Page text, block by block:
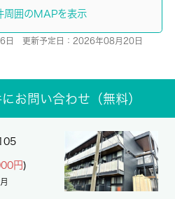
周囲のMAPを表示
日 更新予定日：2026年08月20日
お問い合わせ（無料）
円)